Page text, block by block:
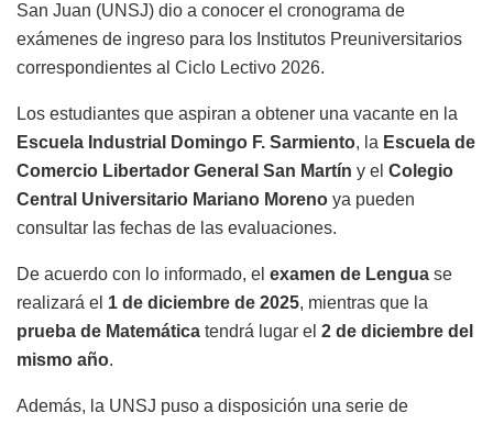
San Juan (UNSJ) dio a conocer el cronograma de
exámenes de ingreso para los Institutos Preuniversitarios
correspondientes al Ciclo Lectivo 2026.
Los estudiantes que aspiran a obtener una vacante en la
Escuela Industrial Domingo F. Sarmiento, la Escuela de
Comercio Libertador General San Martín y el Colegio
Central Universitario Mariano Moreno ya pueden
consultar las fechas de las evaluaciones.
De acuerdo con lo informado, el examen de Lengua se
realizará el 1 de diciembre de 2025, mientras que la
prueba de Matemática tendrá lugar el 2 de diciembre del
mismo año.
Además, la UNSJ puso a disposición una serie de